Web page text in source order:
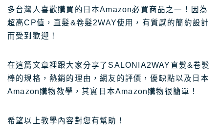
多台灣人喜歡購買的日本Amazon必買商品之一！因為
超高CP值，直髮&卷髮2WAY使用，有質感的簡約設計
而受到歡迎！
在這篇文章裡跟大家分享了SALONIA2WAY直髮&卷髮
棒的規格，熱銷的理由，網友的評價，優缺點以及日本
Amazon購物教學，其實日本Amazon購物很簡單！
希望以上教學內容對您有幫助！